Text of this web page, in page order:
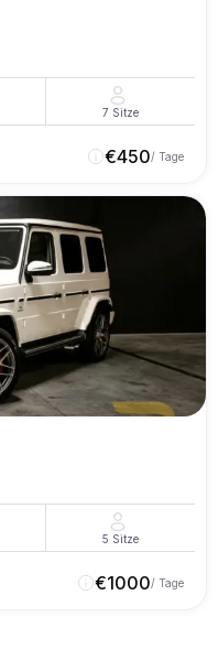
7 Sitze
€450/ Tage
5 Sitze
€1000/ Tage